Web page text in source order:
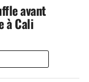
avant
à Cali